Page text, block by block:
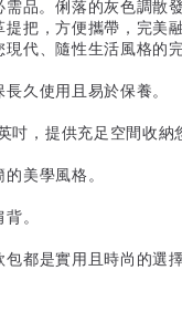
品。俐落的灰色調散
把，方便攜帶，完美
代、隨性生活風格的完
久使用且易於保養。
，提供充足空間收納
美學風格。
。
都是實用且時尚的選擇